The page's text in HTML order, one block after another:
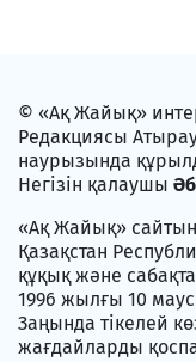
© «Ақ Жайық»
Редакциясы
наурызында
Негізін қалаушы
«Ақ Жайық»
Қазақстан
құқық және
1996 жылғы 10
Заңында тікелей
жағдайларды